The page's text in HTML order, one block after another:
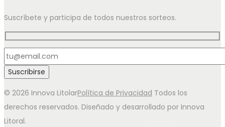
Suscríbete y participa de todos nuestros sorteos.
© 2026 Innova LitolarPolítica de Privacidad Todos los
derechos reservados. Diseñado y desarrollado por Innova
Litoral.